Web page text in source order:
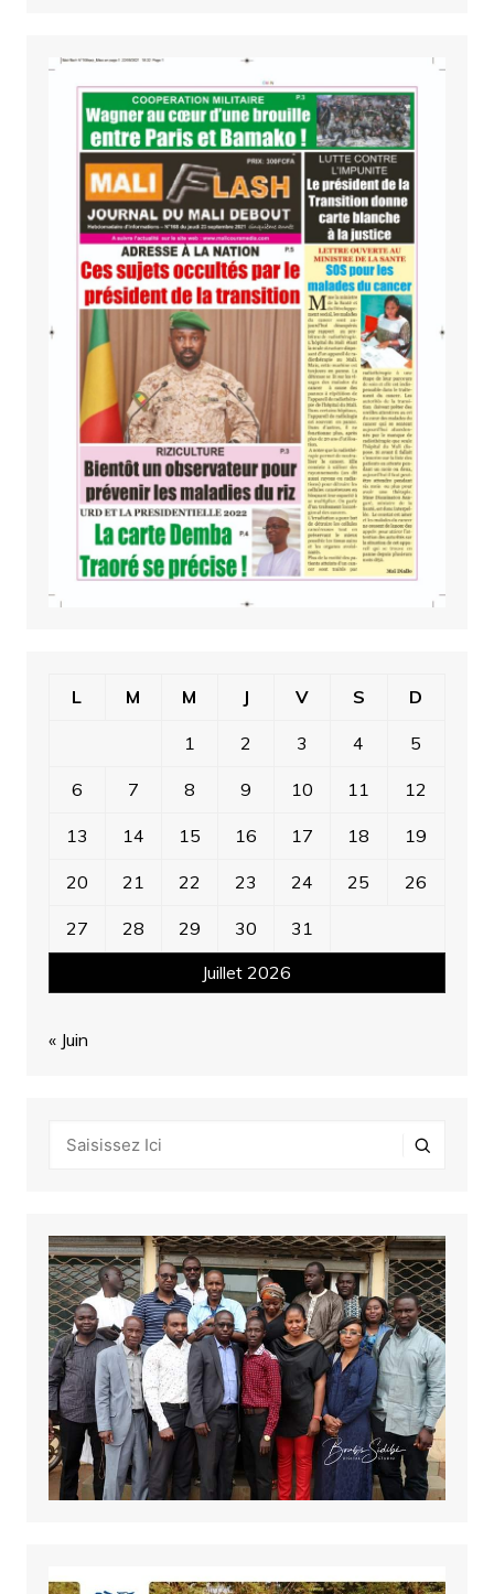
Juillet 2026
L M M J V S D
1 2 3 4 5
6 7 8 9 10 11 12
13 14 15 16 17 18 19
20 21 22 23 24 25 26
27 28 29 30 31
« Juin